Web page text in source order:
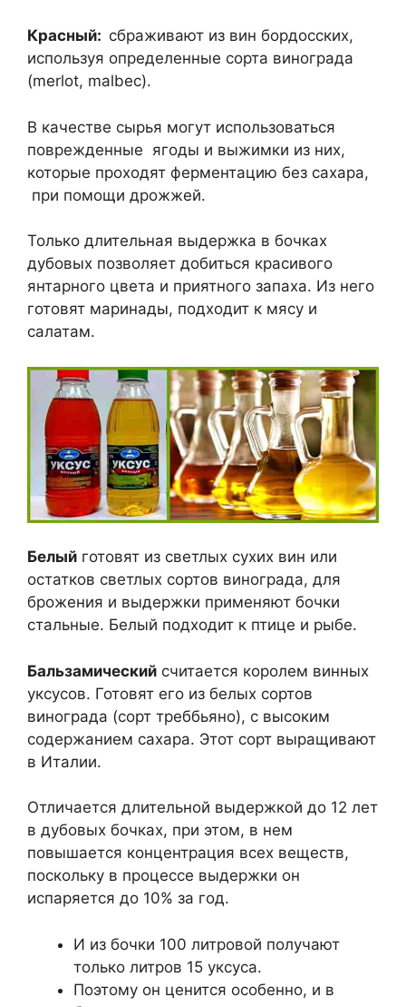
Красный: сбраживают из вин бордосских,
используя определенные сорта винограда
(merlot, malbec).
В качестве сырья могут использоваться
поврежденные ягоды и выжимки из них,
которые проходят ферментацию без сахара,
при помощи дрожжей.
Только длительная выдержка в бочках
дубовых позволяет добиться красивого
янтарного цвета и приятного запаха. Из него
готовят маринады, подходит к мясу и
салатам.
Белый готовят из светлых сухих вин или
остатков светлых сортов винограда, для
брожения и выдержки применяют бочки
стальные. Белый подходит к птице и рыбе.
Бальзамический считается королем винных
уксусов. Готовят его из белых сортов
винограда (сорт треббьяно), с высоким
содержанием сахара. Этот сорт выращивают
в Италии.
Отличается длительной выдержкой до 12 лет
в дубовых бочках, при этом, в нем
повышается концентрация всех веществ,
поскольку в процессе выдержки он
испаряется до 10% за год.
И из бочки 100 литровой получают
только литров 15 уксуса.
Поэтому он ценится особенно, и в